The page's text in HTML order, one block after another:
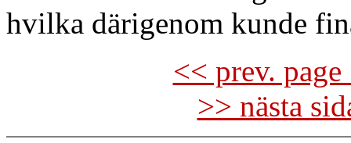
hvilka därigenom kunde
<< prev.
>> nästa